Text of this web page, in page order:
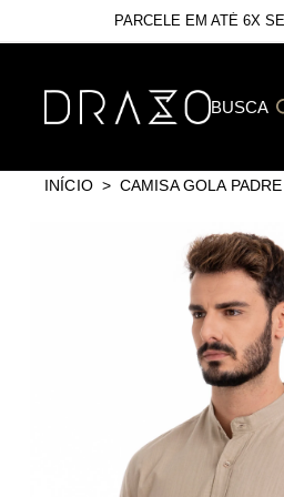
PARCELE EM ATÉ 6X
INÍCIO CAMISA GOLA